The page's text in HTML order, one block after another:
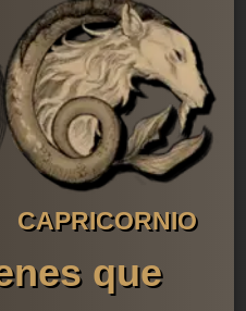
CAPRICORNIO
que